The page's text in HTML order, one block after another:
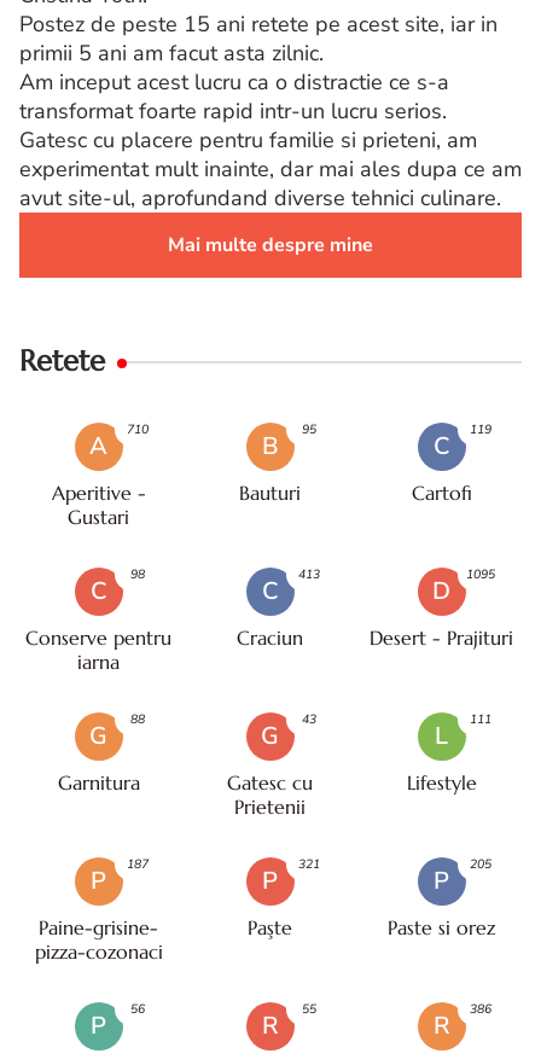
Postez de peste 15 ani retete pe acest site, iar in
primii 5 ani am facut asta zilnic.
Am inceput acest lucru ca o distractie ce s-a
transformat foarte rapid intr-un lucru serios.
Gatesc cu placere pentru familie si prieteni, am
experimentat mult inainte, dar mai ales dupa ce am
avut site-ul, aprofundand diverse tehnici culinare.
Mai multe despre mine
Retete
A
Aperitive -
Gustari
710
B
Bauturi
95
C
Cartofi
119
C
Conserve pentru
iarna
98
C
Craciun
413
D
Desert - Prajituri
1095
G
Garnitura
88
G
Gatesc cu
Prietenii
43
L
Lifestyle
111
P
Paine-grisine-
pizza-cozonaci
187
P
Paşte
321
P
Paste si orez
205
P
56
R
55
R
386